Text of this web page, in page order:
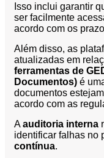
Isso inclui garantir
ser facilmente
acordo com os
Além disso, as
atualizadas em
ferramentas de
Documentos) é
documentos
acordo com as
Aauditoria interna
identificar falhas no
contínua.